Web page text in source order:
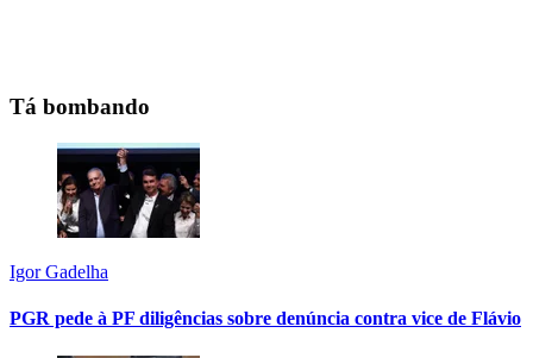
Tá bombando
Igor Gadelha
PGR pede à PF diligências sobre denúncia contra vice de Flávio